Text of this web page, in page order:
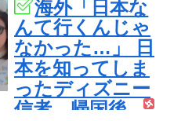
し大騒ぎ！【海
外の反応】
海外「日本な
んて行くんじゃ
なかった…」 日
本を知ってしま
ったディズニー
信者、帰国後